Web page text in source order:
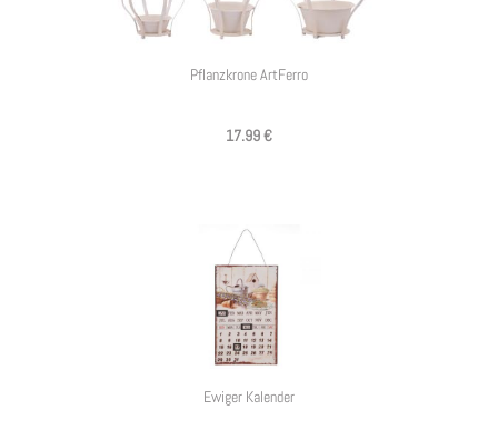
Pflanzkrone ArtFerro
17.99 €
Ewiger Kalender